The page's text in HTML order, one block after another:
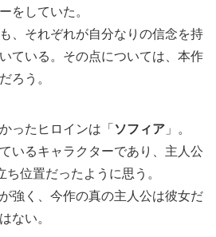
をしていた。
、それぞれが自分なりの信念を持
ている。その点については、本作
ろう。
ったヒロインは「 ソフィア 」。
いるキャラクターであり、主人公
ち位置だったように思う。
強く、今作の真の主人公は彼女だ
ない。